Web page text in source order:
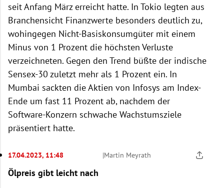
seit Anfang März erreicht hatte. In Tokio legten aus
Branchensicht Finanzwerte besonders deutlich zu,
wohingegen Nicht-Basiskonsumgüter mit einem
Minus von 1 Prozent die höchsten Verluste
verzeichneten. Gegen den Trend büßte der indische
Sensex-30 zuletzt mehr als 1 Prozent ein. In
Mumbai sackten die Aktien von Infosys am Index-
Ende um fast 11 Prozent ab, nachdem der
Software-Konzern schwache Wachstumsziele
präsentiert hatte.
17.04.2023, 11:48 |Martin Meyrath
Ölpreis gibt leicht nach